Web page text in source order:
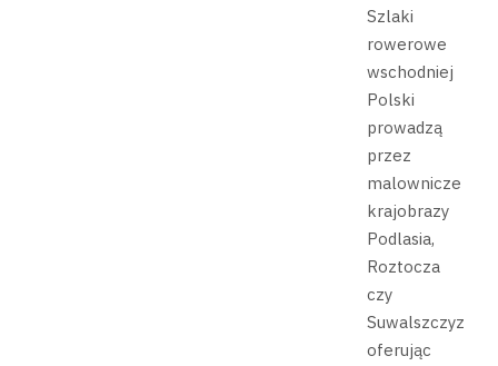
Szlaki
rowerowe
wschodniej
Polski
prowadzą
przez
malownicze
krajobrazy
Podlasia,
Roztocza
czy
Suwalszczyzny,
oferując